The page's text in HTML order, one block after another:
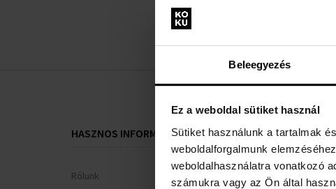
Beleegyezés
Ez a weboldal sütiket használ
Sütiket használunk a tartalmak
weboldalforgalmunk
weboldalhasználatra vonatkozó
számukra vagy az Ön által
HASZNOS INFORMÁCIÓK
Rólunk
VÁSÁRLÓI
Hűségrendszer